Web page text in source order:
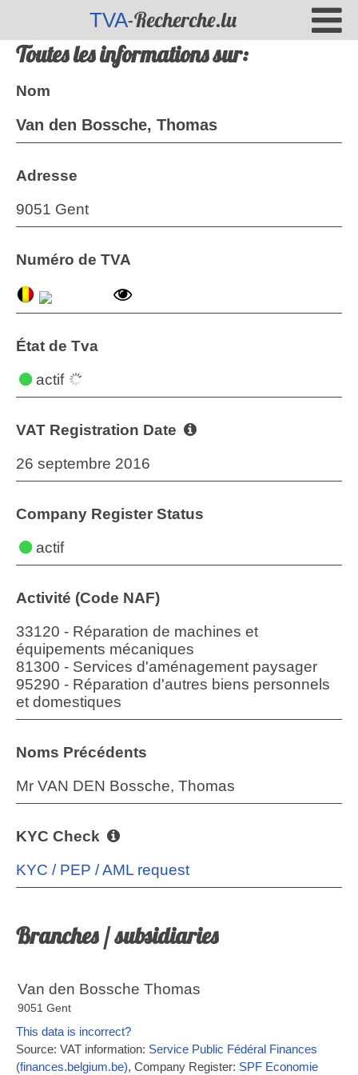
TVA-Recherche.lu
Toutes les informations sur:
Nom
Van den Bossche, Thomas
Adresse
9051 Gent
Numéro de TVA
État de Tva
actif
VAT Registration Date
26 septembre 2016
Company Register Status
actif
Activité (Code NAF)
33120 - Réparation de machines et
équipements mécaniques
81300 - Services d'aménagement paysager
95290 - Réparation d'autres biens personnels
et domestiques
Noms Précédents
Mr VAN DEN Bossche, Thomas
KYC Check
KYC / PEP / AML request
Branches / subsidiaries
Van den Bossche Thomas
9051 Gent
This data is incorrect?
Source: VAT information: Service Public Fédéral Finances
(finances.belgium.be), Company Register: SPF Economie